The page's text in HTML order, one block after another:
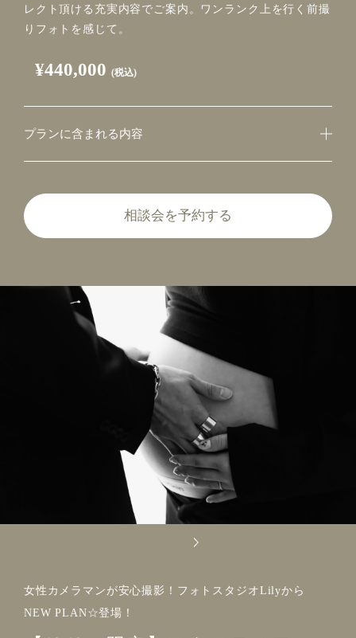
レクト頂ける充実内容でご案内。ワンランク上を行く前撮
りフォトを感じて。
¥440,000 (税込)
プランに含まれる内容
相談会を予約する
女性カメラマンが安心撮影！フォトスタジオLilyから
NEW PLAN☆登場！